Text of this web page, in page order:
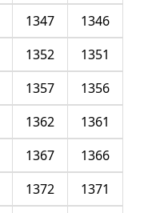
1346
1347
1351
1352
1356
1357
1361
1362
1366
1367
1371
1372